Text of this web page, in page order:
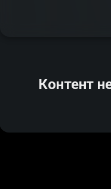
Контент